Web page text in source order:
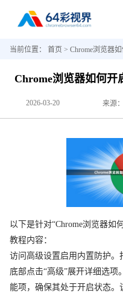
当前位置： 首页 > Chrome浏览器
2026-03-20 来源：
以下是针对“Chrome浏览器如
教程内容：
访问高级设置启用内置防护。
底部点击“高级”展开详细选项
能项，确保其处于开启状态